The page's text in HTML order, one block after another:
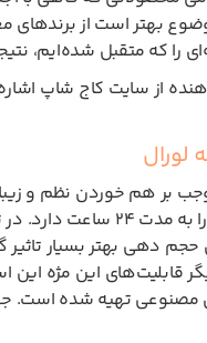
بهتر است از
را که متقبل شده‌ایم،
از سایت کاج شاپ
بالای 24 ساعته است که موجب
تهیه شده است که قدرت
حجم دهی بهتر بسیار
قابلیت‌های این مژه
تهیه شده است. جهت